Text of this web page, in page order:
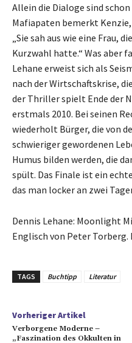
Allein die Dialoge sind
Mafiapaten bemerkt
„Sie sah aus wie eine Frau,
Kurzwahl hatte.“ Was aber
Lehane erweist sich als
nach der Wirtschaftskrise,
der Thriller spielt Ende der
erstmals 2010. Bei seinen
wiederholt Bürger, die von
schwieriger gewordenen
Humus bilden werden, die
spült. Das Finale ist ein
das man locker an zwei
Dennis Lehane: Moonlight
Englisch von Peter Torberg.
TAGS Buchtipp Literatur
Vorheriger Artikel
Verborgene Moderne –
„Faszination des Okkulten in